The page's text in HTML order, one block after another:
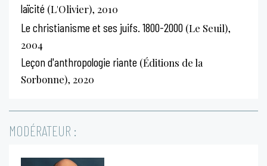
laïcité (L'Olivier), 2010
Le christianisme et ses juifs. 1800-2000 (Le Seuil),
2004
Leçon d'anthropologie riante (Éditions de la
Sorbonne), 2020
MODÉRATEUR :